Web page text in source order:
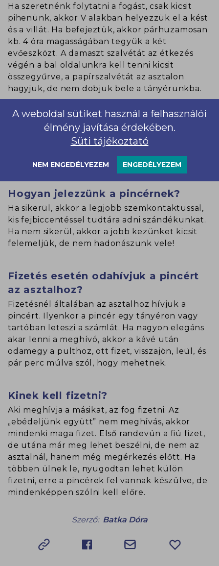
Ha szeretnénk folytatni a fogást, csak kicsit
pihenünk, akkor V alakban helyezzük el a kést
és a villát. Ha befejeztük, akkor párhuzamosan
kb. 4 óra magasságában tegyük a két
evőeszközt. A damaszt szalvétát az étkezés
végén a bal oldalunkra kell tenni kicsit
összegyűrve, a papírszalvétát az asztalon
hagyjuk, de nem dobjuk bele a tányérunkba.
Ha leesett egy evőeszköz, szabad
újat kérni a pincértől?
Igen, nem hogy szabad, kell is. És a pincér hajol
le a leesett evőeszközért.
Hogyan jelezzünk a pincérnek?
Ha sikerül, akkor a legjobb szemkontaktussal,
kis fejbiccentéssel tudtára adni szándékunkat.
Ha nem sikerül, akkor a jobb kezünket kicsit
felemeljük, de nem hadonászunk vele!
Fizetés esetén odahívjuk a pincért
az asztalhoz?
Fizetésnél általában az asztalhoz hívjuk a
pincért. Ilyenkor a pincér egy tányéron vagy
tartóban leteszi a számlát. Ha nagyon elegáns
akar lenni a meghívó, akkor a kávé után
odamegy a pulthoz, ott fizet, visszajön, leül, és
pár perc múlva szól, hogy mehetnek.
Kinek kell fizetni?
Aki meghívja a másikat, az fog fizetni. Az
„ebédeljünk együtt” nem meghívás, akkor
mindenki maga fizet. Első randevún a fiú fizet,
de utána már meg lehet beszélni, de nem az
asztalnál, hanem még megérkezés előtt. Ha
többen ülnek le, nyugodtan lehet külön
fizetni, erre a pincérek fel vannak készülve, de
mindenképpen szólni kell előre.
Szerző: Batka Dóra
A weboldal sütiket használ a felhasználói
élmény javítása érdekében.
Süti tájékoztató
NEM ENGEDÉLYEZEM ENGEDÉLYEZEM